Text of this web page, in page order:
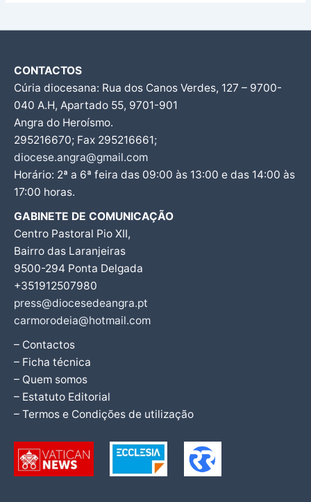
CONTACTOS
Cúria diocesana: Rua dos Canos Verdes, 127 – 9700-
040 A.H, Apartado 55, 9701-901
Angra do Heroísmo.
295216670; Fax 295216661;
diocese.angra@gmail.com
Horário: 2ª a 6ª feira das 09:00 às 13:00 e das 14:00 às
17:00 horas.
GABINETE DE COMUNICAÇÃO
Centro Pastoral Pio XII,
Bairro das Laranjeiras
9500-294 Ponta Delgada
+351912507980
press@diocesedeangra.pt
carmorodeia@hotmail.com
– Contactos
– Ficha técnica
– Quem somos
– Estatuto Editorial
– Termos e Condições de utilização